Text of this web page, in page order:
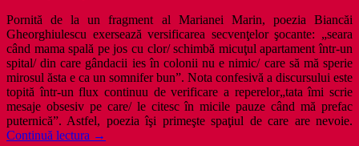
Pornită de la un fragment al Marianei Marin, poezia Biancăi
Gheorghiulescu exersează versificarea secvenţelor şocante: „seara
când mama spală pe jos cu clor/ schimbă micuţul apartament într-un
spital/ din care gândacii ies în colonii nu e nimic/ care să mă sperie
mirosul ăsta e ca un somnifer bun”. Nota confesivă a discursului este
topită într-un flux continuu de verificare a reperelor„tata îmi scrie
mesaje obsesiv pe care/ le citesc în micile pauze când mă prefac
puternică”. Astfel, poezia îşi primeşte spaţiul de care are nevoie.
Continuă lectura Sezon
→